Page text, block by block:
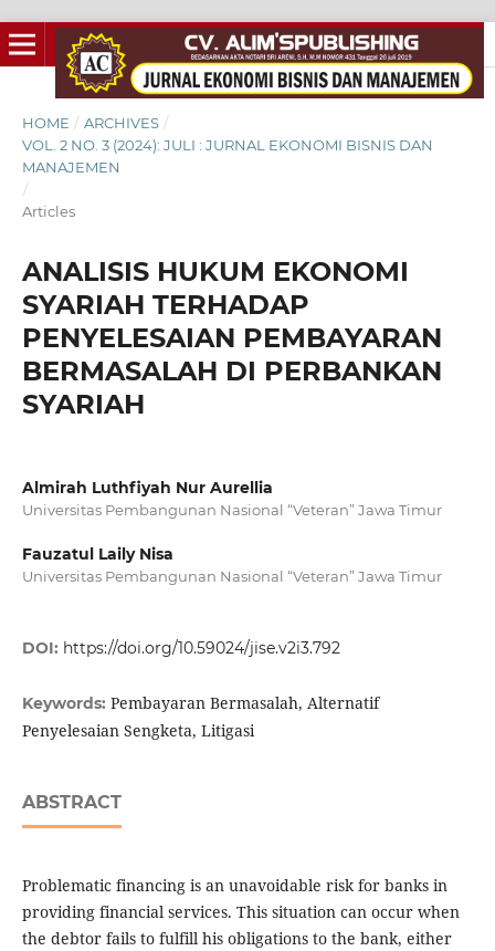
HOME / ARCHIVES /
VOL. 2 NO. 3 (2024): JULI : JURNAL EKONOMI BISNIS DAN
MANAJEMEN
/
Articles
ANALISIS HUKUM EKONOMI
SYARIAH TERHADAP
PENYELESAIAN PEMBAYARAN
BERMASALAH DI PERBANKAN
SYARIAH
Almirah Luthfiyah Nur Aurellia
Universitas Pembangunan Nasional “Veteran” Jawa Timur
Fauzatul Laily Nisa
Universitas Pembangunan Nasional “Veteran” Jawa Timur
DOI: https://doi.org/10.59024/jise.v2i3.792
Keywords: Pembayaran Bermasalah, Alternatif
Penyelesaian Sengketa, Litigasi
ABSTRACT
Problematic financing is an unavoidable risk for banks in
providing financial services. This situation can occur when
the debtor fails to fulfill his obligations to the bank, either